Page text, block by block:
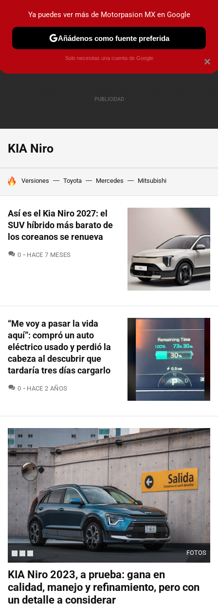
PRUEBAS INDUSTRIA HOY NO CIRCULA
KIA Niro
HOY SE HABLA DE
Versiones Toyota Mercedes Mitsubishi
Así es el Kia Niro 2027: el
SUV híbrido más barato de
los coreanos se renueva
0 COMENTARIOS
HACE 7 MESES
“Me voy a pasar la vida
aquí”: compró un auto
eléctrico usado y perdió la
cabeza al descubrir que
tardaría tres días cargarlo
0 COMENTARIOS
HACE 2 AÑOS
FOTOS
KIA Niro 2023, a prueba: gana en
calidad, manejo y refinamiento, pero con
un detalle a considerar
×
Ya puedes ver más de Motorpasion MX en Google
Añádenos como fuente preferida
Solo necesitas una cuenta de Google